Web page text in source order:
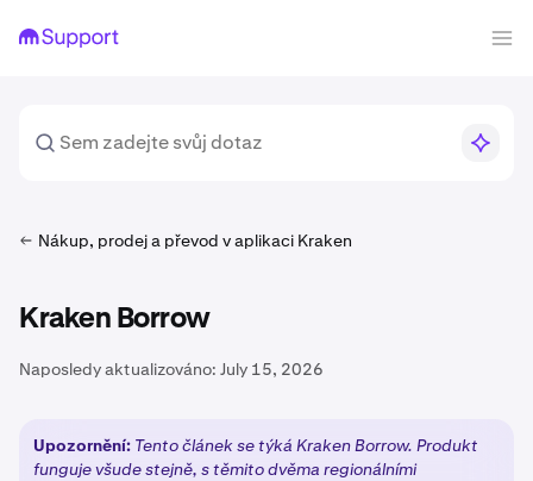
Nákup, prodej a převod v aplikaci Kraken
Kraken Borrow
Naposledy aktualizováno: July 15, 2026
Upozornění: Tento článek se týká Kraken Borrow. Produkt
funguje všude stejně, s těmito dvěma regionálními